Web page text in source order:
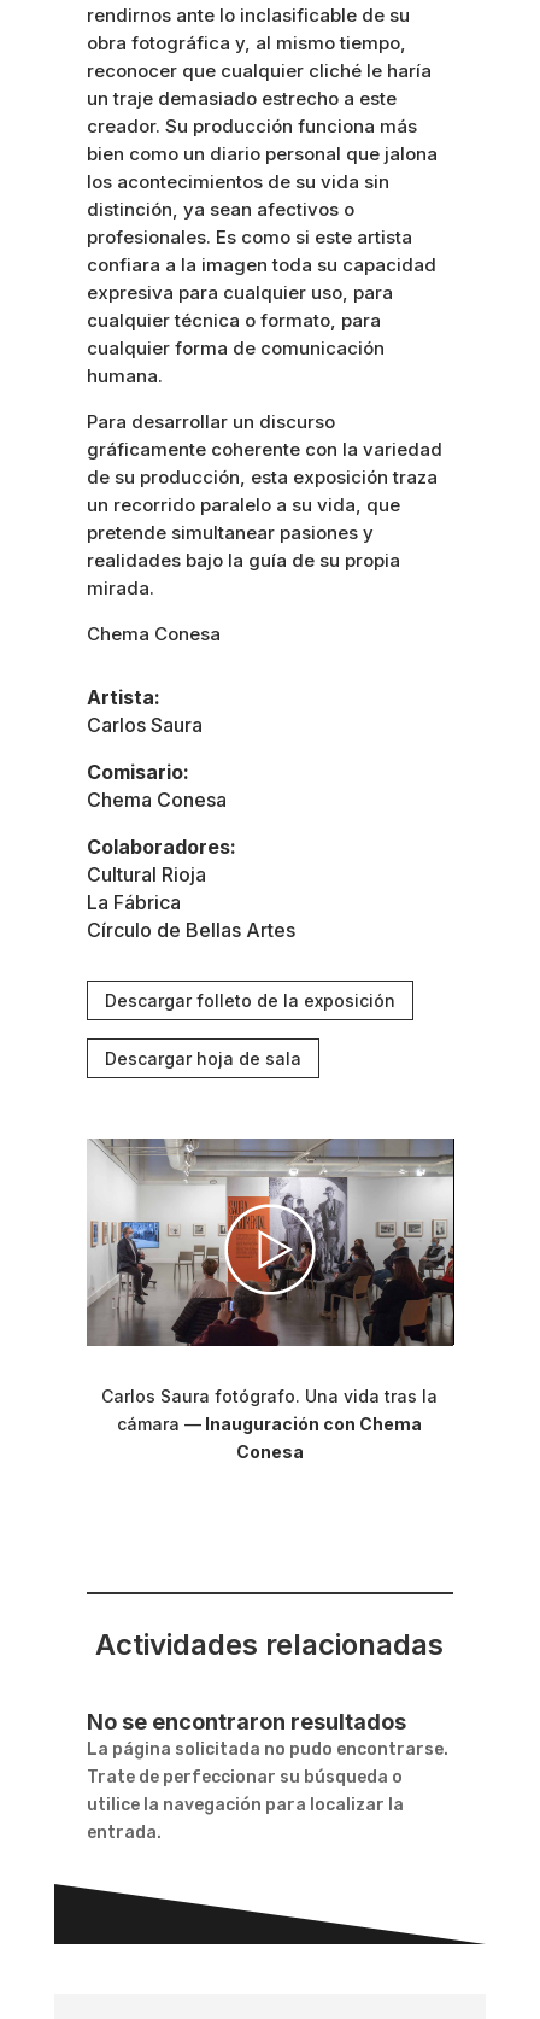
rendirnos ante lo inclasificable de su
obra fotográfica y, al mismo tiempo,
reconocer que cualquier cliché le haría
un traje demasiado estrecho a este
creador. Su producción funciona más
bien como un diario personal que jalona
los acontecimientos de su vida sin
distinción, ya sean afectivos o
profesionales. Es como si este artista
confiara a la imagen toda su capacidad
expresiva para cualquier uso, para
cualquier técnica o formato, para
cualquier forma de comunicación
humana.
Para desarrollar un discurso
gráficamente coherente con la variedad
de su producción, esta exposición traza
un recorrido paralelo a su vida, que
pretende simultanear pasiones y
realidades bajo la guía de su propia
mirada.
Chema Conesa
Artista:
Carlos Saura
Comisario:
Chema Conesa
Colaboradores:
Cultural Rioja
La Fábrica
Círculo de Bellas Artes
Descargar folleto de la exposición
Descargar hoja de sala
Carlos Saura fotógrafo. Una vida tras la
cámara— Inauguración con Chema
Conesa
Actividades relacionadas
No se encontraron resultados
La página solicitada no pudo encontrarse.
Trate de perfeccionar su búsqueda o
utilice la navegación para localizar la
entrada.